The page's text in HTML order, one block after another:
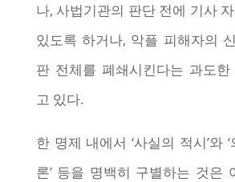
나, 사법기관의 판단 전에 기사
있도록 하거나, 악플 피해자의
판 전체를 폐쇄시킨다는 과도
고 있다.
한 명제 내에서 ‘사실의 적시’와 ‘
론’ 등을 명백히 구별하는 것은